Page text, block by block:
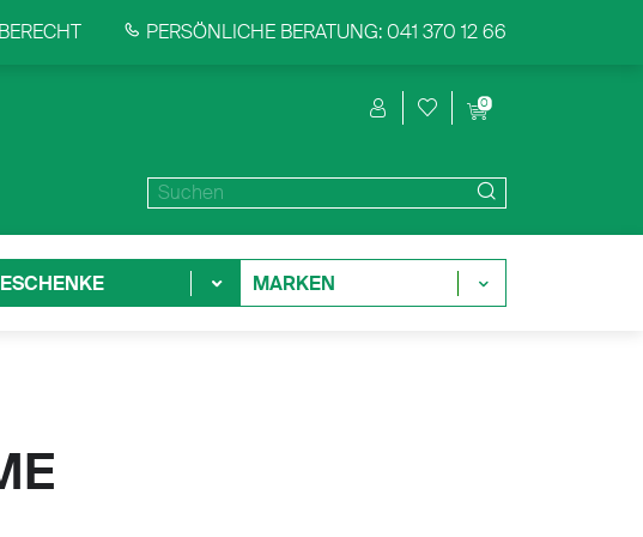
PERSÖNLICHE BERATUNG: 041 370 12 66
0
MARKEN